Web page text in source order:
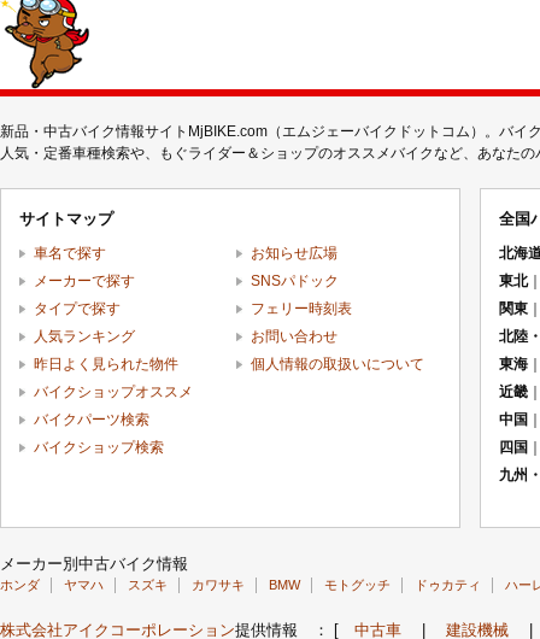
新品・中古バイク情報サイトMjBIKE.com（エムジェーバイクドットコム）。バ
人気・定番車種検索や、もぐライダー＆ショップのオススメバイクなど、あなた
サイトマップ
車名で探す
メーカーで探す
タイプで探す
人気ランキング
昨日よく見られた物件
バイクショップオススメ
バイクパーツ検索
バイクショップ検索
お知らせ広場
SNSパドック
フェリー時刻表
お問い合わせ
個人情報の取扱いについて
全国
北海
東北
関東
北陸
東海
近畿
中国
四国
九州
メーカー別中古バイク情報
ホンダ ヤマハ スズキ カワサキ BMW モトグッチ ドゥカティ ハー
株式会社アイクコーポレーション提供情報 ： [ 中古車 建設機械